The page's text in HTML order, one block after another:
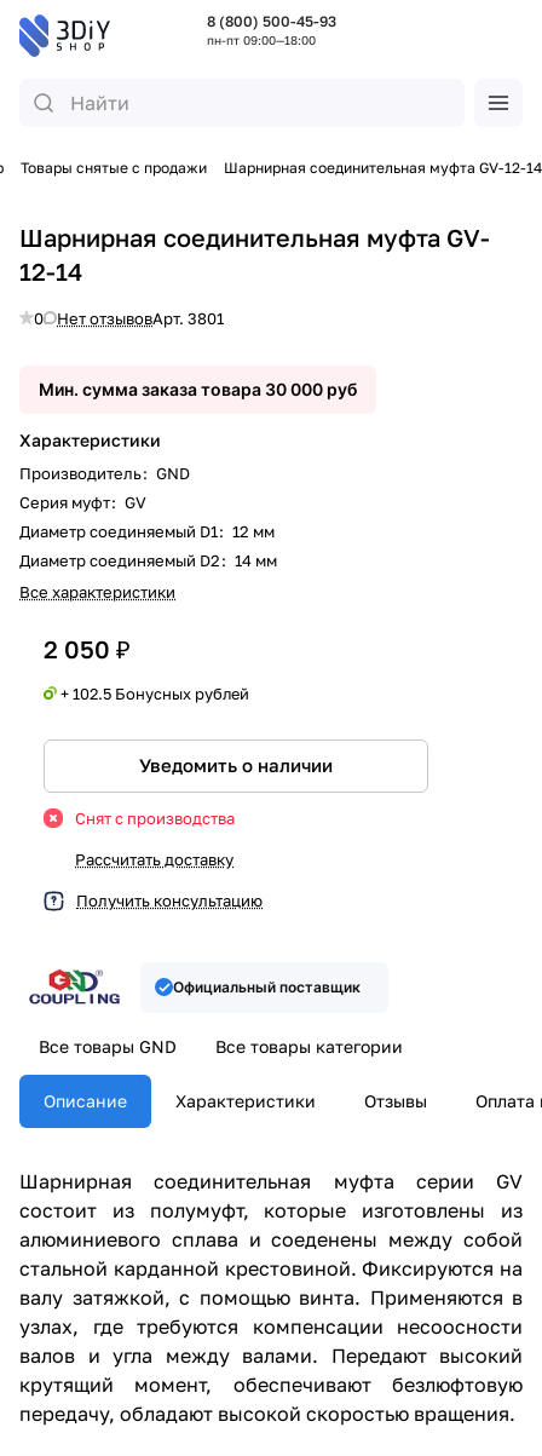
8 (800) 500-45-93
пн-пт 09:00—18:00
Товары снятые с продажи Шарнирная соединительная муфта GV-12-14
Шарнирная соединительная муфта GV-
12-14
0 Нет отзывовАрт. 3801
Мин. сумма заказа товара 30 000 руб
Характеристики
Производитель: GND
Серия муфт: GV
Диаметр соединяемый D1: 12 мм
Диаметр соединяемый D2: 14 мм
Все характеристики
2 050 ₽
+ 102.5 Бонусных рублей
Уведомить о наличии
Снят с производства
Рассчитать доставку
Получить консультацию
Официальный поставщик
Все товары GND Все товары категории
Описание Характеристики Отзывы Оплата
Шарнирная соединительная муфта серии GV
состоит из полумуфт, которые изготовлены из
алюминиевого сплава и соеденены между собой
стальной карданной крестовиной. Фиксируются на
валу затяжкой, с помощью винта. Применяются в
узлах, где требуются компенсации несоосности
валов и угла между валами. Передают высокий
крутящий момент, обеспечивают безлюфтовую
передачу, обладают высокой скоростью вращения.